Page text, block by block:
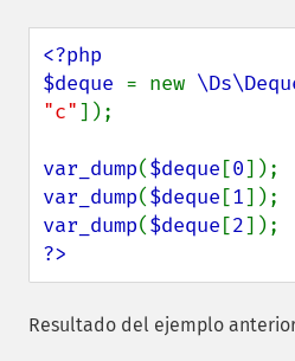
<?php
$deque = new
"c"]);
var_dump($deque [0
var_dump($deque [1
var_dump($deque [2
?>
Resultado del ejemplo